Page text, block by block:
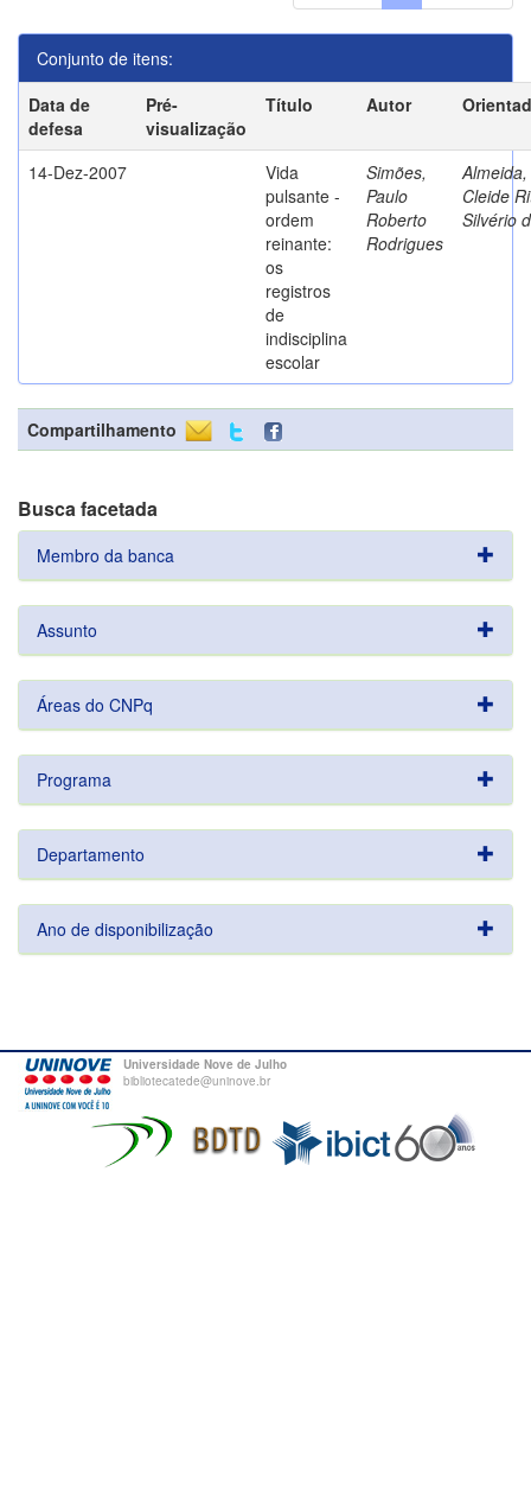
Conjunto de itens:
Data de
defesa
Pré-
visualização
Título Autor
14-Dez-2007
Vida
pulsante -
ordem
reinante:
os
registros
de
indisciplina
escolar
Simões,
Paulo
Roberto
Rodrigues
Almeida,
Cleide
Silvério
Compartilhamento
Busca facetada
Membro da banca
Assunto
Áreas do CNPq
Programa
Departamento
Ano de disponibilização
Universidade Nove de Julho
bibliotecatede@uninove.br